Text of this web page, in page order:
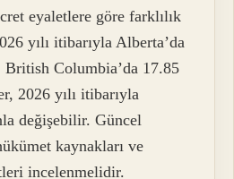
eyaletlere göre farklılık
yılı itibarıyla Alberta’da
Columbia’da 17.85
2026 yılı itibarıyla
değişebilir. Güncel
kaynakları ve
incelenmelidir.